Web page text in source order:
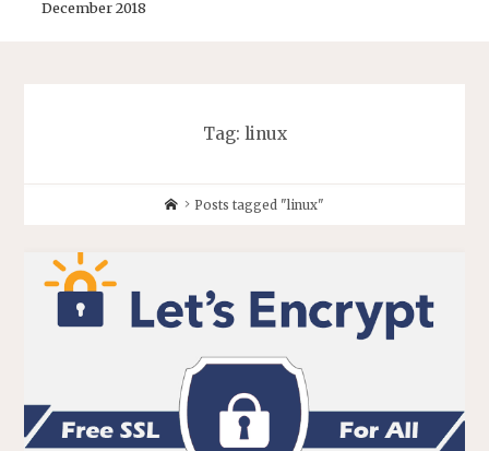
December 2018
Tag: linux
HomePosts tagged "linux"